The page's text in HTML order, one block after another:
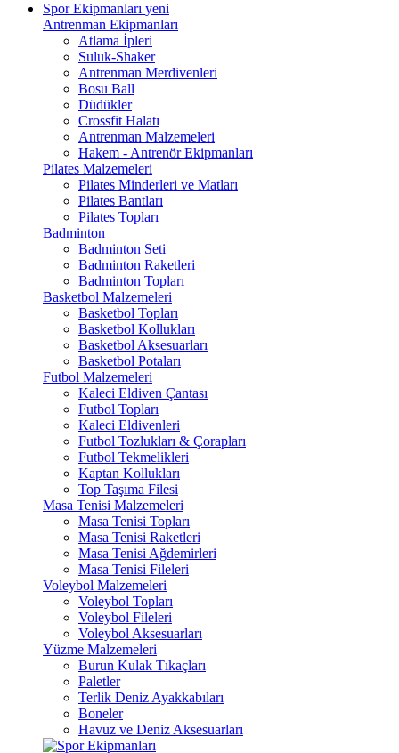
Spor Ekipmanları yeni
Antrenman Ekipmanları
Atlama İpleri
Suluk-Shaker
Antrenman Merdivenleri
Bosu Ball
Düdükler
Crossfit Halatı
Antrenman Malzemeleri
Hakem - Antrenör Ekipmanları
Pilates Malzemeleri
Pilates Minderleri ve Matları
Pilates Bantları
Pilates Topları
Badminton
Badminton Seti
Badminton Raketleri
Badminton Topları
Basketbol Malzemeleri
Basketbol Topları
Basketbol Kollukları
Basketbol Aksesuarları
Basketbol Potaları
Futbol Malzemeleri
Kaleci Eldiven Çantası
Futbol Topları
Kaleci Eldivenleri
Futbol Tozlukları & Çorapları
Futbol Tekmelikleri
Kaptan Kollukları
Top Taşıma Filesi
Masa Tenisi Malzemeleri
Masa Tenisi Topları
Masa Tenisi Raketleri
Masa Tenisi Ağdemirleri
Masa Tenisi Fileleri
Voleybol Malzemeleri
Voleybol Topları
Voleybol Fileleri
Voleybol Aksesuarları
Yüzme Malzemeleri
Burun Kulak Tıkaçları
Paletler
Terlik Deniz Ayakkabıları
Boneler
Havuz ve Deniz Aksesuarları